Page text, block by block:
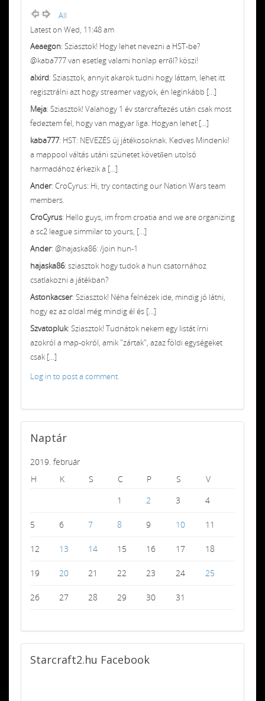
All
Latest on Wed, 11:48 am
Aeaegon: Sziasztok! Hogy lehet nevezni a HST-be?
@kaba777 van esetleg valami honlap erről? köszi!
alxird: Sziasztok, annyit akarok tudni hogy láttam, lehet itt
regisztrálni azt hogy streamer vagyok, én leginkább [...]
Meja: Sziasztok! Valahogy 1 év starcraftezés után csak most
fedeztem fel, hogy van magyar liga. Hogyan lehet [...]
kaba777: HST: NEVEZÉS új játékosoknak. Kedves Mindenki!
a mappool váltás utáni szünetet követően utolsó
harmadához érkezik a [...]
Ander: CroCyrus: Hi, try contacting our Nation Wars team
members.
CroCyrus: Hello guys, im from croatia and we are organizing
a sc2 league simmilar to yours, [...]
Ander: @hajaska86: /join hun-1
hajaska86: sziasztok hogy tudok a hun csatornához
csatlakozni a játékban?
Astonkacser: Sziasztok! Néha felnézek ide, mindig jó látni,
hogy ez az oldal még mindig él és [...]
Szvatopluk: Sziasztok! Tudnátok nekem egy listát írni
azokról a map-okról, amik "zártak", azaz földi egységeket
csak [...]
Log in to post a comment.
Naptár
2019. február
H
K S C P S
V
1
2 3 4
5 6 7 8 9 10 11
12 13 14 15 16 17 18
19 20 21 22 23 24 25
26 27 28 29 30 31
Starcraft2.hu Facebook